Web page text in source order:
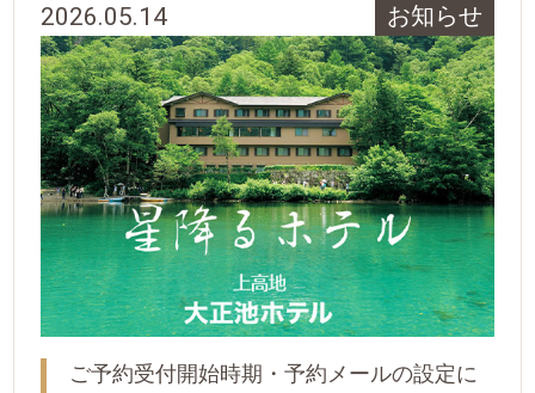
2026.05.14 お知らせ
ご予約受付開始時期・予約メールの設定に